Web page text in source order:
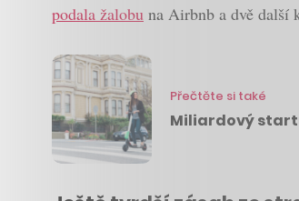
podala žalobu na Airbnb a dvě další
Přečtěte si také
Miliardový